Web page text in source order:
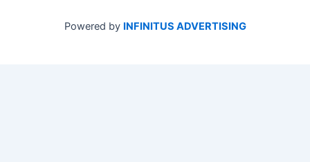
Powered by INFINITUS ADVERTISING